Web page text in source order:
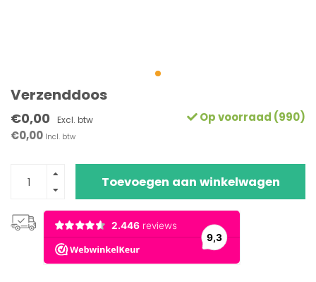
Verzenddoos
€0,00 Excl. btw
€0,00 Incl. btw
Op voorraad (990)
Toevoegen aan winkelwagen